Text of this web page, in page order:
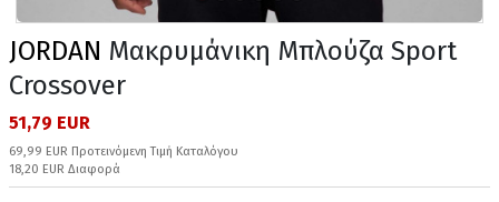
JORDAN Μακρυμάνικη Μπλούζα Sport
Crossover
51,79 EUR
69,99 EUR Προτεινόμενη Τιμή Καταλόγου
18,20 EUR Διαφορά